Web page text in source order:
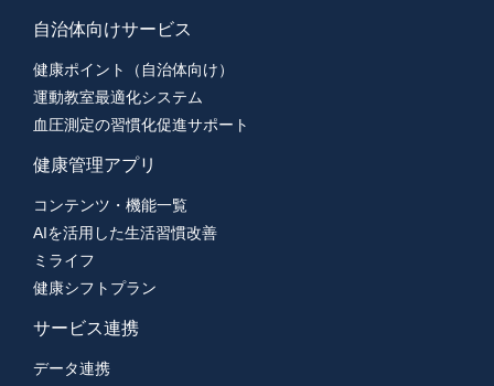
自治体向けサービス
健康ポイント（自治体向け）
運動教室最適化システム
血圧測定の習慣化促進サポート
健康管理アプリ
コンテンツ・機能一覧
AIを活用した生活習慣改善
ミライフ
健康シフトプラン
サービス連携
データ連携